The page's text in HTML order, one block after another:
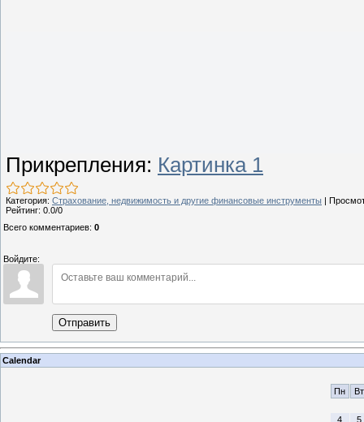
Прикрепления: Картинка 1
Категория: Страхование, недвижимость и другие финансовые инструменты
Рейтинг: 0.0/0
Всего комментариев: 0
Войдите:
Отправить
Calendar
Пн Вт
4
5